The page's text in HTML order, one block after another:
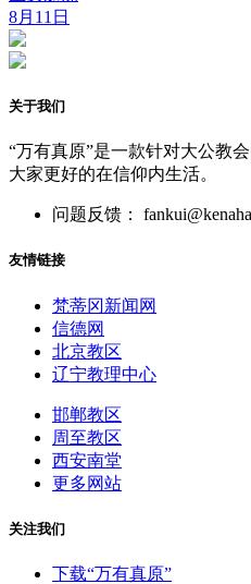
8月11日
关于我们
“万有真原”是一款针对大公教
大家更好的在信仰内生活。
问题反馈：
友情链接
梵蒂冈新闻网
信德网
北京教区
辽宁教理中心
邯郸教区
周至教区
西安南堂
更多网站
关注我们
下载“万有真原”